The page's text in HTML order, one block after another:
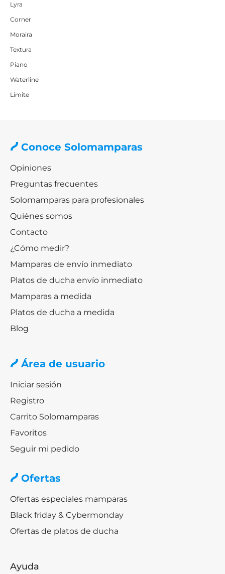
Lyra
Corner
Moraira
Textura
Piano
Waterline
Limite
Conoce Solomamparas
Opiniones
Preguntas frecuentes
Solomamparas para profesionales
Quiénes somos
Contacto
¿Cómo medir?
Mamparas de envío inmediato
Platos de ducha envío inmediato
Mamparas a medida
Platos de ducha a medida
Blog
Área de usuario
Iniciar sesión
Registro
Carrito Solomamparas
Favoritos
Seguir mi pedido
Ofertas
Ofertas especiales mamparas
Black friday & Cybermonday
Ofertas de platos de ducha
Ayuda